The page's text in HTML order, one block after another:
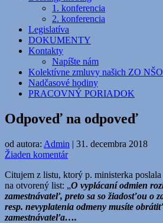
1. konferencia
2. konferencia
Legislatíva
DOKUMENTY
Kontakty
Napíšte nám
Kolektívne zmluvy našich ZO NŠO
Nadčasové hodiny
PRACOVNÝ PORIADOK
Odpoveď na odpoveď
od autora: Admin | 31. decembra 2018
Žiaden komentár
Citujem z listu, ktorý p. ministerka
na otvorený list: „O vyplácaní odmien
zamestnávateľ, preto sa so žiadosťou o
resp. nevyplatenia odmeny musíte
zamestnávateľa….